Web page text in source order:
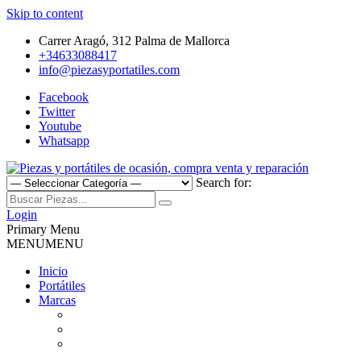
Skip to content
Carrer Aragó, 312 Palma de Mallorca
+34633088417
info@piezasyportatiles.com
Facebook
Twitter
Youtube
Whatsapp
Piezas y portátiles de ocasión,
compra venta y reparación
Todo lo que necesitas para reparar tu portatil, Pantallas, Teclas,
Teclados, Baterías, Carcasas, Placas, Gráficas, Procesadores,
Ventiladores
Search for:
Login
Primary Menu
MENUMENU
Inicio
Portátiles
Marcas